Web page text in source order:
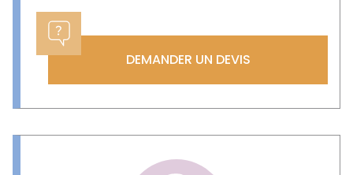
DEMANDER UN DEVIS